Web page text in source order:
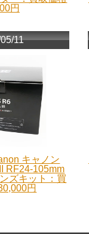
円
11
キャノン
RF24-105mm
ズキット：買
円